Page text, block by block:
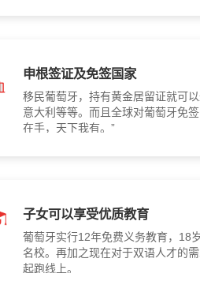
申根签证及免签国家
移民葡萄牙，持有黄金居留证就可
意大利等等。而且全球对葡萄牙免
在手，天下我有。”
子女可以享受优质教育
葡萄牙实行12年免费义务教育，18
名校。再加之现在对于双语人才的
起跑线上。